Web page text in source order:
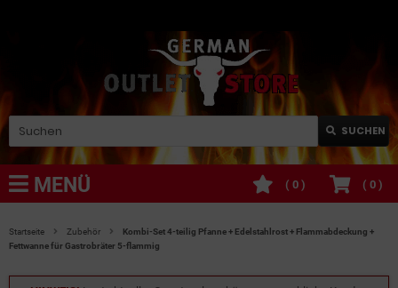
SUCHEN
MENÜ ( 0 )
( 0 )
Startseite Zubehör
Kombi-Set 4-teilig Pfanne + Edelstahlrost + Flammabdeckung +
Fettwanne für Gastrobräter 5-flammig